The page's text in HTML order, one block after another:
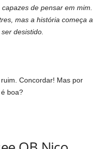
de pensar em mim.
mas a história começa a
desistido.
Concordar! Mas por
boa?